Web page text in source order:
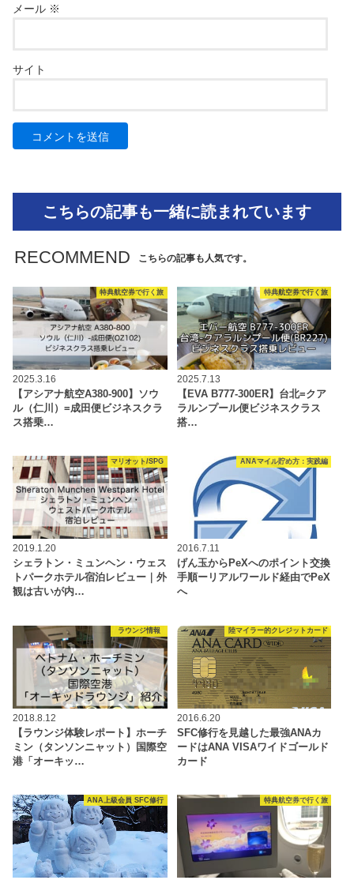
メール ※
サイト
こちらの記事も一緒に読まれています
RECOMMEND こちらの記事も人気です。
特典航空券で行く旅
2025.3.16
【アシアナ航空A380-900】ソウ
ル（仁川）=成田便ビジネスクラ
ス搭乗…
特典航空券で行く旅
2025.7.13
【EVA B777-300ER】台北=クア
ラルンプール便ビジネスクラス
搭…
マリオット/SPG
2019.1.20
シェラトン・ミュンヘン・ウェス
トパークホテル宿泊レビュー｜外
観は古いが内…
ANAマイル貯め方：実践編
2016.7.11
げん玉からPeXへのポイント交換
手順ーリアルワールド経由でPeX
へ
ラウンジ情報
2018.8.12
【ラウンジ体験レポート】ホーチ
ミン（タンソンニャット）国際空
港「オーキッ…
陸マイラー的クレジットカード
2016.6.20
SFC修行を見越した最強ANAカ
ードはANA VISAワイドゴールド
カード
ANA上級会員 SFC修行 特典航空券で行く旅